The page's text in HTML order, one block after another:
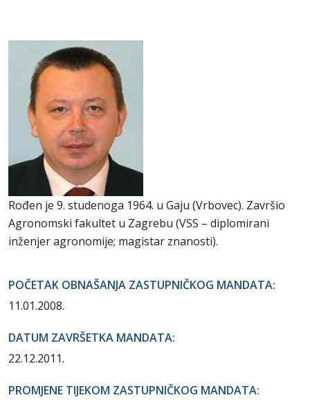
Rođen je 9. studenoga 1964. u Gaju (Vrbovec). Završio
Agronomski fakultet u Zagrebu (VSS – diplomirani
inženjer agronomije; magistar znanosti).
POČETAK OBNAŠANJA ZASTUPNIČKOG MANDATA:
11.01.2008.
DATUM ZAVRŠETKA MANDATA:
22.12.2011.
PROMJENE TIJEKOM ZASTUPNIČKOG MANDATA: